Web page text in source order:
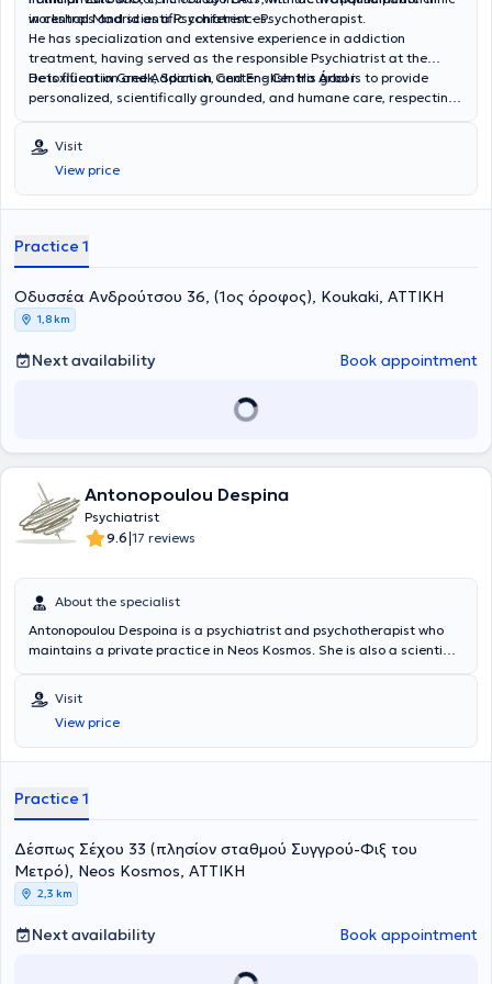
workshops and scientific conferences.
in central Madrid as a Psychiatrist - Psychotherapist.
He has specialization and extensive experience in addiction
treatment, having served as the responsible Psychiatrist at the
Detoxification and Addiction Center -Centro Árbor.
He is fluent in Greek, Spanish, and English. His goal is to provide
personalized, scientifically grounded, and humane care, respecting
Visit
View price
Practice 1
Οδυσσέα Ανδρούτσου 36, (1ος όροφος), Koukaki, ΑΤΤΙΚΗ
1,8 km
Next availability Book appointment
Antonopoulou Despina
Psychiatrist
9.6|17 reviews
About the specialist
Antonopoulou Despoina is a psychiatrist and psychotherapist who
maintains a private practice in Neos Kosmos. She is also a scientific
Aeginiteio Hospital. She graduated from the Medical School of
Aristotle University of Thessaloniki. She specialized in adult
psychiatry at Aeginiteio Hospital and the Hellenic Center for Mental
Health and Research.
Visit
View price
Practice 1
Δέσπως Σέχου 33 (πλησίον σταθμού Συγγρού-Φιξ του
Μετρό), Neos Kosmos, ΑΤΤΙΚΗ
2,3 km
Next availability Book appointment